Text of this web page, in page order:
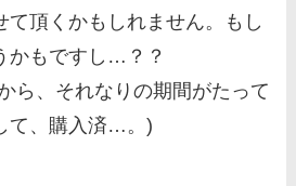
て頂くかもしれません。もし
かもですし…？？
ら、それなりの期間がたって
て、購入済…。)